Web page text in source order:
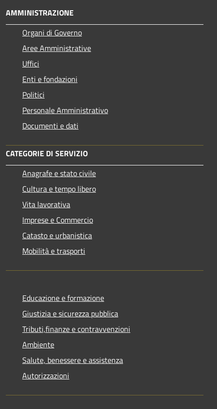
AMMINISTRAZIONE
Organi di Governo
Aree Amministrative
Uffici
Enti e fondazioni
Politici
Personale Amministrativo
Documenti e dati
CATEGORIE DI SERVIZIO
Anagrafe e stato civile
Cultura e tempo libero
Vita lavorativa
Imprese e Commercio
Catasto e urbanistica
Mobilità e trasporti
Educazione e formazione
Giustizia e sicurezza pubblica
Tributi,finanze e contravvenzioni
Ambiente
Salute, benessere e assistenza
Autorizzazioni